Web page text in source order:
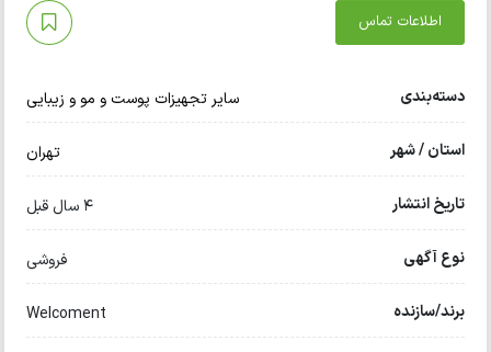
اطلاعات تماس
دسته‌بندی سایر تجهیزات پوست و مو و زیبایی
استان / شهر تهران
تاریخ انتشار 4 سال قبل
نوع آگهی فروشی
برند/سازنده Welcoment